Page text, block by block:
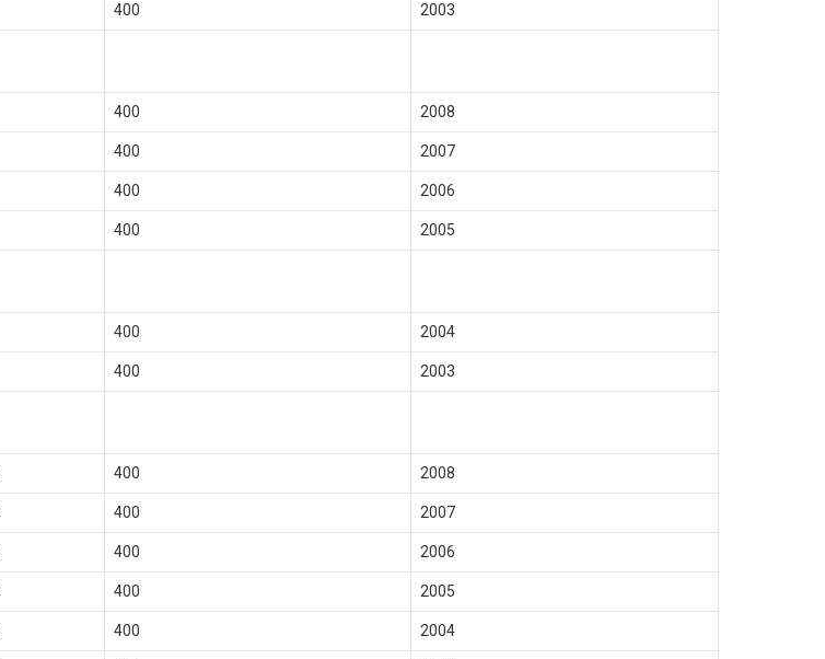
400 2003
400 2008
400 2007
400 2006
400 2005
400 2004
400 2003
400 2008
400 2007
400 2006
400 2005
400 2004